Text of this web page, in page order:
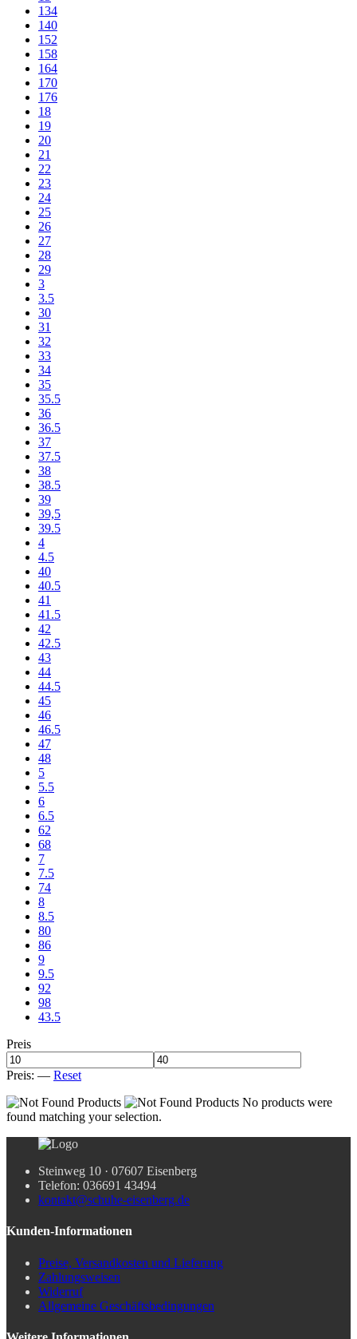
134
140
152
158
164
170
176
18
19
20
21
22
23
24
25
26
27
28
29
3
3.5
30
31
32
33
34
35
35.5
36
36.5
37
37.5
38
38.5
39
39,5
39.5
4
4.5
40
40.5
41
41.5
42
42.5
43
44
44.5
45
46
46.5
47
48
5
5.5
6
6.5
62
68
7
7.5
74
8
8.5
80
86
9
9.5
92
98
43.5
Preis
Preis: — Reset
No products were
found matching your selection.
Steinweg 10 · 07607 Eisenberg
Telefon: 036691 43494
kontakt@schuhe-eisenberg.de
Kunden-Informationen
Preise, Versandkosten und Lieferung
Zahlungsweisen
Widerruf
Allgemeine Geschäftsbedingungen